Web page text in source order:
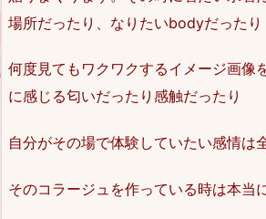
場所だったり、なりたいbodyだったり
何度見てもワクワクするイメージ画像
に感じる匂いだったり感触だったり
自分がその場で体験していたい感情は
そのコラージュを作っている時は本当